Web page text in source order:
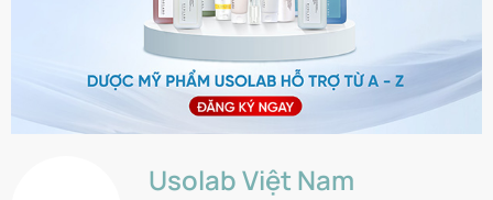
Usolab Việt Nam